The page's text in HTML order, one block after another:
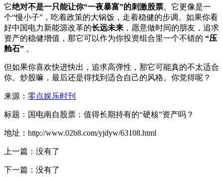
它绝对不是一只能让你“一夜暴富”的刺激股票。它更像是一
个“慢小子”，吃着政策的大锅饭，走着稳健的步调。如果你看
好中国电力新能源改革的长远未来 ，愿意做时间的朋友，追求
资产的稳健增值，那它可以作为你投资组合里一个不错的 “压
舱石” 。
但如果你喜欢快进快出，追求高弹性，那它可能真的不太适合
你。炒股嘛，最后还是得找到适合自己的风格。你觉得呢？
来源： 零点娱乐时刊
标题：国电南自股票：值得长期持有的“硬核”资产吗？
地址：http://www.02b8.com/yjdyw/63108.html
上一篇：没有了
下一篇：没有了